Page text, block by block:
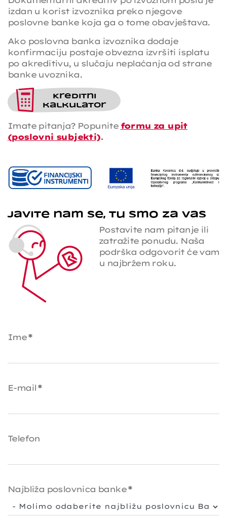
izdan u korist izvoznika preko njegove
poslovne banke koja ga o tome obavještava.
Ako poslovna banka izvoznika dodaje
konfirmaciju postaje obvezna izvršiti isplatu
po akreditivu, u slučaju neplaćanja od strane
banke uvoznika.
Kreditni
kalkulator
Imate pitanja? Popunite formu za upit
(poslovni subjekti).
Javite nam se, tu smo za vas
Postavite nam pitanje ili
zatražite ponudu. Naša
podrška odgovorit će vam
u najbržem roku.
Ime*
E-mail *
Telefon
Najbliža poslovnica banke *